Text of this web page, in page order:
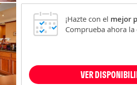
¡Hazte con el mejor
Comprueba ahora
VER